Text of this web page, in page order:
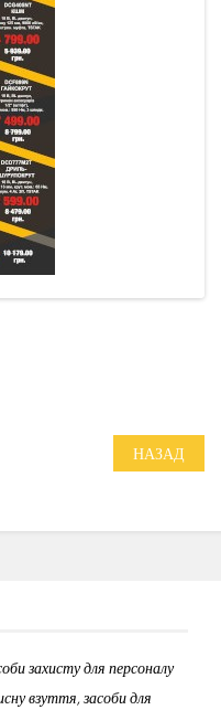
НАЗАД
захисту для персоналу
взуття, засоби для